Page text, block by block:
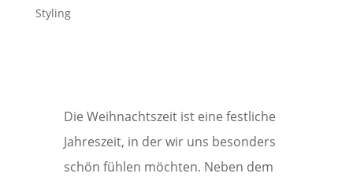
Styling
Die Weihnachtszeit ist eine festliche
Jahreszeit, in der wir uns besonders
schön fühlen möchten. Neben dem